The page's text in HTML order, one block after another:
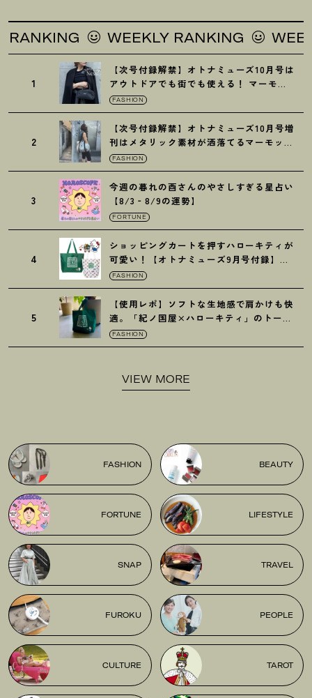
WEEKLY RANKING
1
【次号付録解禁】オトナミューズ10月号は
アウトドアでも街でも使える ！ マーモッ
トの黒ショルダー
FASHION
2
【次号付録解禁】オトナミューズ10月号増
刊はメタリック素材が洒落てるマーモット
の保冷バッグ
FASHION
3
今週の暮れの酉さんのやさしすぎる星占い
【8/3‐8/9の運勢】
FORTUNE
4
ショッピングカートを押すハローキティが
可愛い ！
【オトナミューズ9月号付録】紀
ノ国屋バッグ
FASHION
5
【使用レポ】ソフトな生地感で肩かけも快
適。「紀ノ国屋×ハローキティ」のトート
がガシガシ使えて最高です
FASHION
VIEW MORE
FASHION BEAUTY
FORTUNE LIFESTYLE
SNAP TRAVEL
FUROKU PEOPLE
CULTURE TAROT